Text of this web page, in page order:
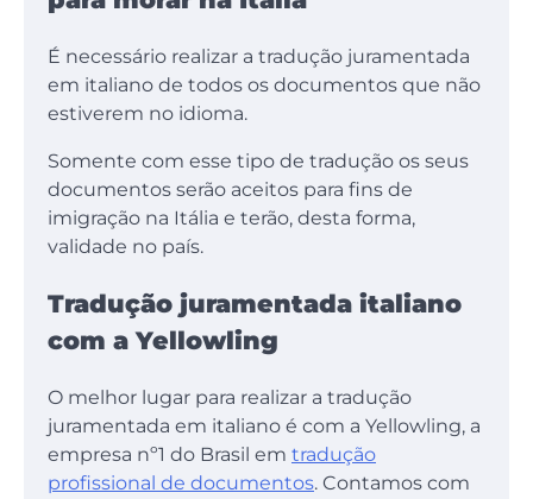
É necessário realizar a tradução juramentada
em italiano de todos os documentos que não
estiverem no idioma.
Somente com esse tipo de tradução os seus
documentos serão aceitos para fins de
imigração na Itália e terão, desta forma,
validade no país.
Tradução juramentada italiano
com a Yellowling
O melhor lugar para realizar a tradução
juramentada em italiano é com a Yellowling, a
empresa nº1 do Brasil em tradução
profissional de documentos. Contamos com